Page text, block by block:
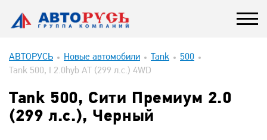
АВТОРУСЬ Новые автомобили Tank
500
Tank 500, I 2.0hyb AT (299 л.с.) 4WD
Tank 500, Сити Премиум 2.0
(299 л.с.), Черный